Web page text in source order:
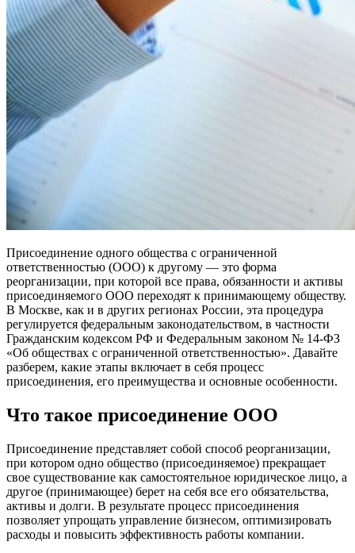
Присоединение одного общества с ограниченной
ответственностью (ООО) к другому — это форма
реорганизации, при которой все права, обязанности и активы
присоединяемого ООО переходят к принимающему обществу.
В Москве, как и в других регионах России, эта процедура
регулируется федеральным законодательством, в частности
Гражданским кодексом РФ и Федеральным законом № 14-ФЗ
«Об обществах с ограниченной ответственностью». Давайте
разберем, какие этапы включает в себя процесс
присоединения, его преимущества и основные особенности.
Что такое присоединение ООО
Присоединение представляет собой способ реорганизации,
при котором одно общество (присоединяемое) прекращает
свое существование как самостоятельное юридическое лицо, а
другое (принимающее) берет на себя все его обязательства,
активы и долги. В результате процесс присоединения
позволяет упрощать управление бизнесом, оптимизировать
расходы и повысить эффективность работы компании.